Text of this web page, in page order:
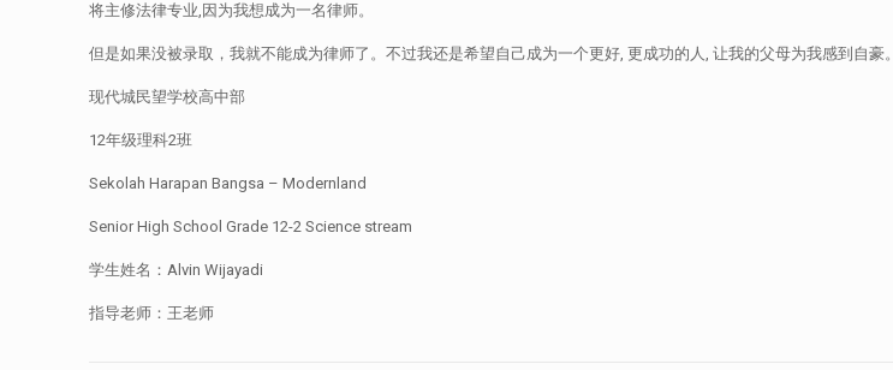
将主修法律专业,因为我想成为一名律师。
但是如果没被录取，我就不能成为律师了。不过我还是希望自己成为一个更好, 更成功的人, 让我的父母为我感到自豪。
现代城民望学校高中部
12年级理科2班
Sekolah Harapan Bangsa – Modernland
Senior High School Grade 12-2 Science stream
学生姓名：Alvin Wijayadi
指导老师：王老师